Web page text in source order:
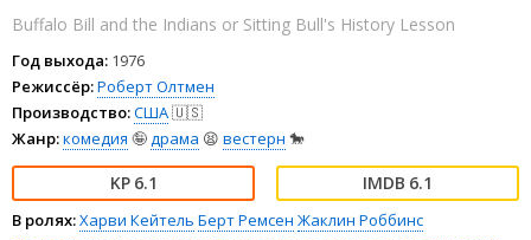
Buffalo Bill and the Indians or Sitting Bull's History Lesson
Год выхода: 1976
Режиссёр:Роберт Олтмен
Производство:США🇺🇸
Жанр:комедия 🤪драма 😫 вестерн 🐎
6.1 6.1
В ролях:Харви Кейтель Берт Ремсен Жаклин Роббинс